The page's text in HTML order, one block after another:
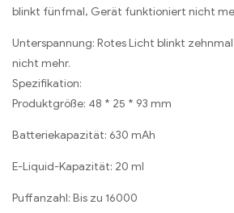
blinkt fünfmal, Gerät funktioniert nicht
Unterspannung: Rotes Licht blinkt
nicht mehr.
Spezifikation:
Produktgröße: 48 * 25 * 93 mm
Batteriekapazität: 630 mAh
E-Liquid-Kapazität: 20 ml
Puffanzahl: Bis zu 16000